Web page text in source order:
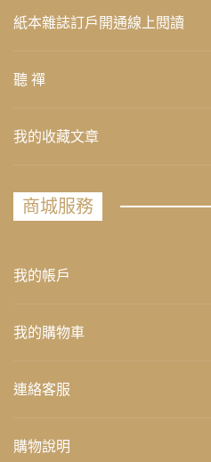
紙本雜誌訂戶開通線上閱讀
聽 禪
我的收藏文章
商城服務
我的帳戶
我的購物車
連絡客服
購物說明